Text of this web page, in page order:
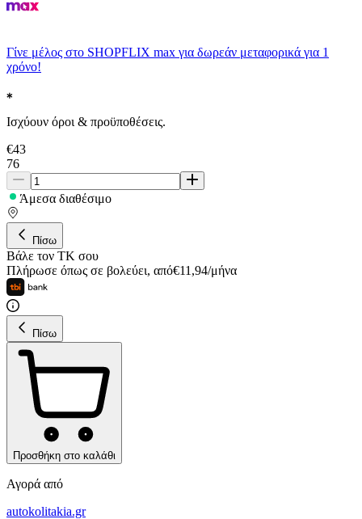
Γίνε μέλος στο SHOPFLIX max για δωρεάν μεταφορικά για 1
χρόνο!
Ισχύουν όροι & προϋποθέσεις.
€43
76
Άμεσα διαθέσιμο
Πίσω
Βάλε τον ΤΚ σου
Πλήρωσε όπως σε βολεύει, από€11,94/μήνα
Πίσω
Προσθήκη στο καλάθι
Αγορά από
autokolitakia.gr